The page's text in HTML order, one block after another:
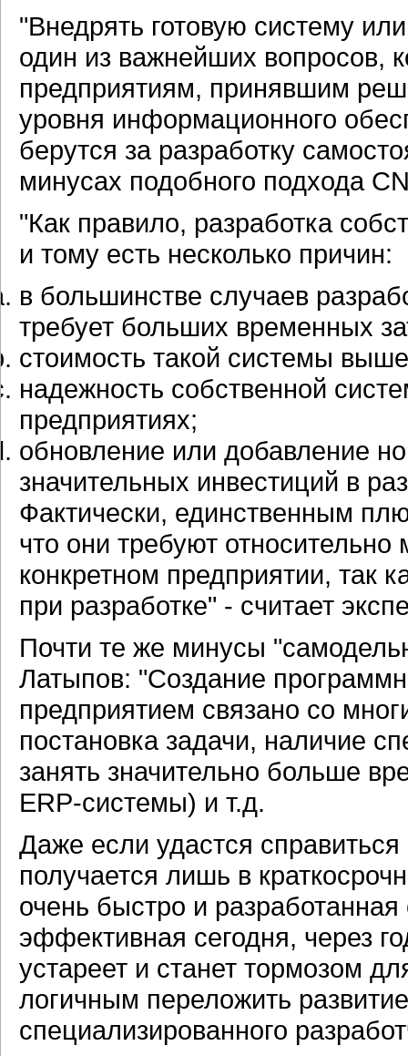
"Внедрять готовую систему
один из важнейших вопросов,
предприятиям, принявшим
уровня информационного
берутся за разработку
минусах подобного подхода
"Как правило, разработка
и тому есть несколько причин:
в большинстве случаев
требует больших временных
стоимость такой системы
надежность собственной
предприятиях;
обновление или добавление
значительных инвестиций в
Фактически, единственным
что они требуют
конкретном предприятии, так
при разработке" - считает
Почти те же минусы
Латыпов: "Создание
предприятием связано со
постановка задачи, наличие
занять значительно больше
ERP-системы) и т.д.
Даже если удастся
получается лишь в
очень быстро и
эффективная сегодня, через
устареет и станет тормозом
логичным переложить
специализированного